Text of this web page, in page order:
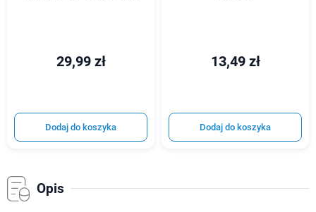
29,99 zł
Dodaj do koszyka
13,49 zł
Dodaj do koszyka
Opis